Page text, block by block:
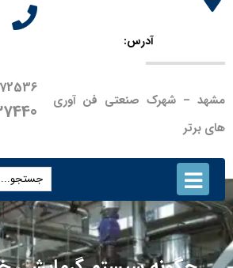
آدرس:
مشهد – شهرک صنعتی فن آوری
های برتر